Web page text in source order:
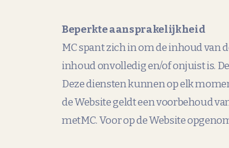
Beperkte aansprakelijkheid
MC spant zich in om de inhoud van
inhoud onvolledig en/of onjuist is.
Deze diensten kunnen op elk
de Website geldt een voorbehoud
metMC. Voor op de Website